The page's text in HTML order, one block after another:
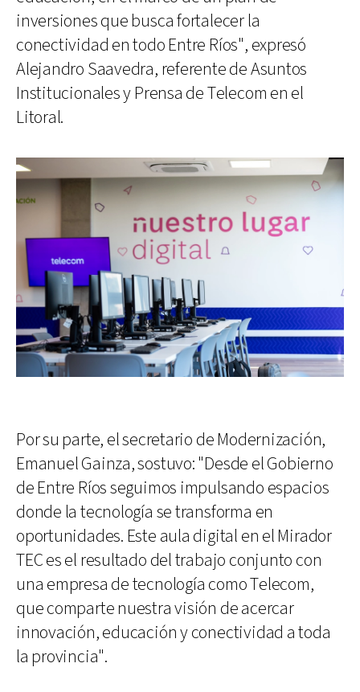
inversiones que busca fortalecer la
conectividad en todo Entre Ríos", expresó
Alejandro Saavedra, referente de Asuntos
Institucionales y Prensa de Telecom en el
Litoral.
Por su parte, el secretario de Modernización,
Emanuel Gainza, sostuvo: "Desde el Gobierno
de Entre Ríos seguimos impulsando espacios
donde la tecnología se transforma en
oportunidades. Este aula digital en el Mirador
TEC es el resultado del trabajo conjunto con
una empresa de tecnología como Telecom,
que comparte nuestra visión de acercar
innovación, educación y conectividad a toda
la provincia".